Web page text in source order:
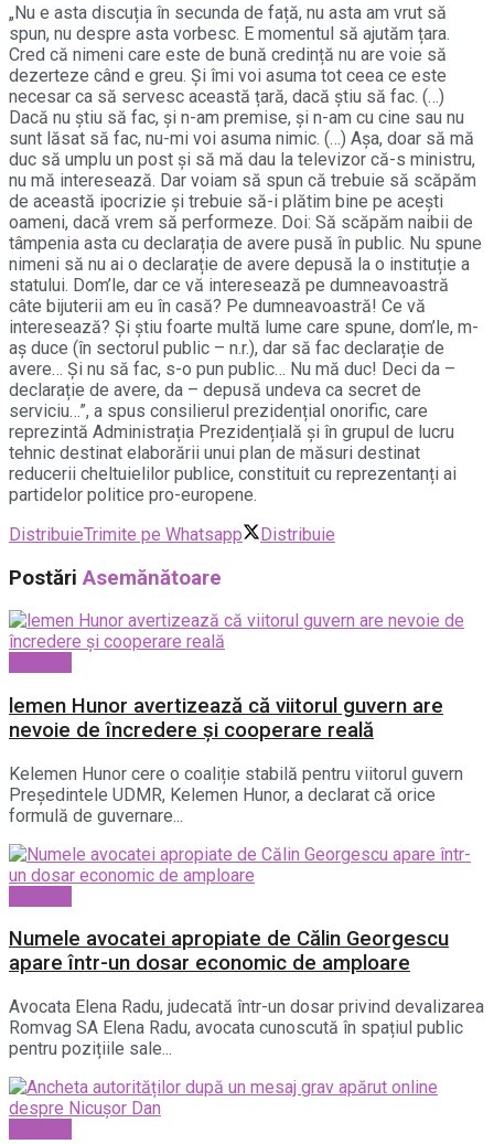
„Nu e asta discuția în secunda de față, nu asta am vrut să
spun, nu despre asta vorbesc. E momentul să ajutăm țara.
Cred că nimeni care este de bună credință nu are voie să
dezerteze când e greu. Și îmi voi asuma tot ceea ce este
necesar ca să servesc această țară, dacă știu să fac. (…)
Dacă nu știu să fac, și n-am premise, și n-am cu cine sau nu
sunt lăsat să fac, nu-mi voi asuma nimic. (…) Așa, doar să mă
duc să umplu un post și să mă dau la televizor că-s ministru,
nu mă interesează. Dar voiam să spun că trebuie să scăpăm
de această ipocrizie și trebuie să-i plătim bine pe acești
oameni, dacă vrem să performeze. Doi: Să scăpăm naibii de
tâmpenia asta cu declarația de avere pusă în public. Nu spune
nimeni să nu ai o declarație de avere depusă la o instituție a
statului. Dom’le, dar ce vă interesează pe dumneavoastră
câte bijuterii am eu în casă? Pe dumneavoastră! Ce vă
interesează? Și știu foarte multă lume care spune, dom’le, m-
aș duce (în sectorul public – n.r.), dar să fac declarație de
avere… Și nu să fac, s-o pun public… Nu mă duc! Deci da –
declarație de avere, da – depusă undeva ca secret de
serviciu…”, a spus consilierul prezidențial onorific, care
reprezintă Administrația Prezidențială și în grupul de lucru
tehnic destinat elaborării unui plan de măsuri destinat
reducerii cheltuielilor publice, constituit cu reprezentanți ai
partidelor politice pro-europene.
DistribuieTrimite pe Whatsapp Distribuie
PostăriAsemănătoare
lemen Hunor avertizează că viitorul guvern are
nevoie de încredere și cooperare reală
Kelemen Hunor cere o coaliție stabilă pentru viitorul guvern
Președintele UDMR, Kelemen Hunor, a declarat că orice
formulă de guvernare...
Numele avocatei apropiate de Călin Georgescu
apare într-un dosar economic de amploare
Avocata Elena Radu, judecată într-un dosar privind devalizarea
Romvag SA Elena Radu, avocata cunoscută în spațiul public
pentru pozițiile sale...